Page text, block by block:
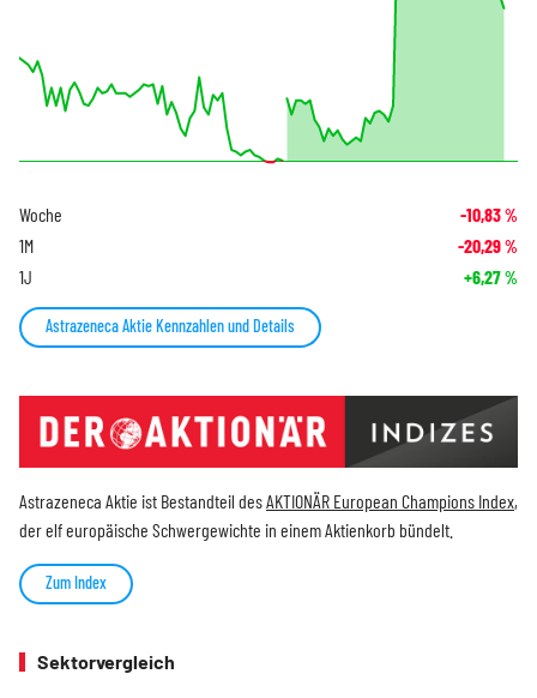
Woche -10,83%
1M -20,29%
1J +6,27%
Astrazeneca Aktie Kennzahlen und Details
Astrazeneca Aktie ist Bestandteil desAKTIONÄR European Champions Index,
der elf europäische Schwergewichte in einem Aktienkorb bündelt.
Zum Index
Sektorvergleich